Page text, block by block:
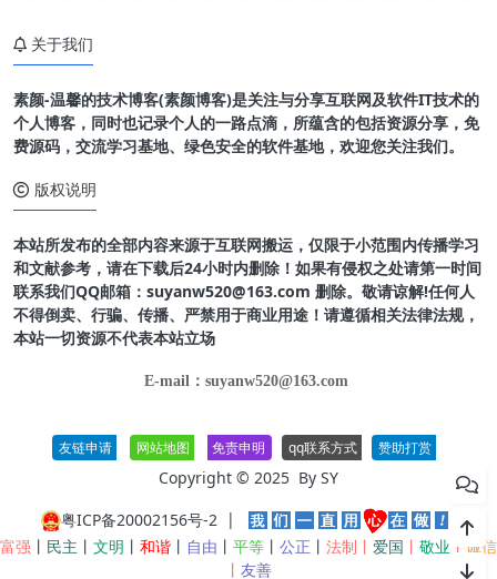
关于我们
素颜-温馨的技术博客(素颜博客)是关注与分享互联网及软件IT技术的
个人博客，同时也记录个人的一路点滴，所蕴含的包括资源分享，免
费源码，交流学习基地、绿色安全的软件基地，欢迎您关注我们。
版权说明
本站所发布的全部内容来源于互联网搬运，仅限于小范围内传播学习
和文献参考，请在下载后24小时内删除！如果有侵权之处请第一时间
联系我们QQ邮箱：suyanw520@163.com 删除。敬请谅解!任何人
不得倒卖、行骗、传播、严禁用于商业用途！请遵循相关法律法规，
本站一切资源不代表本站立场
E-mail：suyanw520@163.com
友链申请 网站地图 免责申明 qq联系方式 赞助打赏
Copyright © 2025 By SY
粤ICP备20002156号-2 |
富强 丨 民主 丨 文明 丨 和谐 丨 自由 丨 平等 丨 公正 丨 法制丨 爱国 丨 敬业 丨 诚信
丨 友善